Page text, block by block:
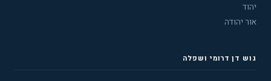
יהוד
אור יהודה
גוש דן דרומי ושפלה